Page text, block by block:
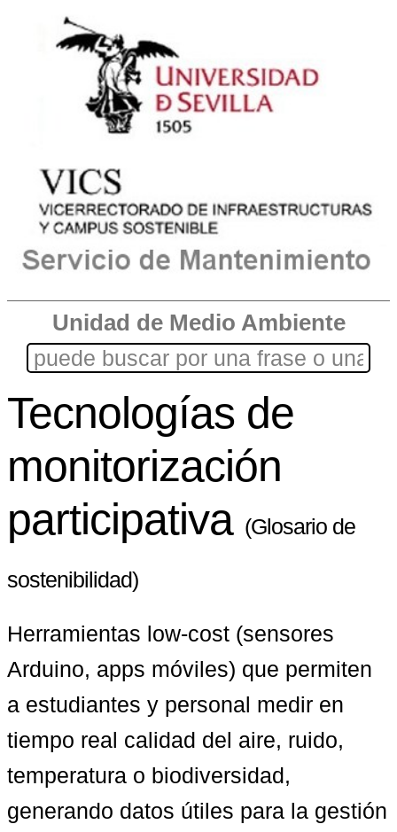
Unidad de Medio Ambiente
Tecnologías de
monitorización
participativa (Glosario de
sostenibilidad)
Herramientas low-cost (sensores
Arduino, apps móviles) que permiten
a estudiantes y personal medir en
tiempo real calidad del aire, ruido,
temperatura o biodiversidad,
generando datos útiles para la gestión